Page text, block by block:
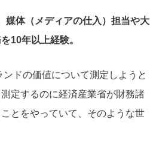
媒体（メディアの仕入）担当や大
10年以上経験。
ドの価値について測定しようと
定するのに経済産業省が財務諸
とをやっていて、そのような世